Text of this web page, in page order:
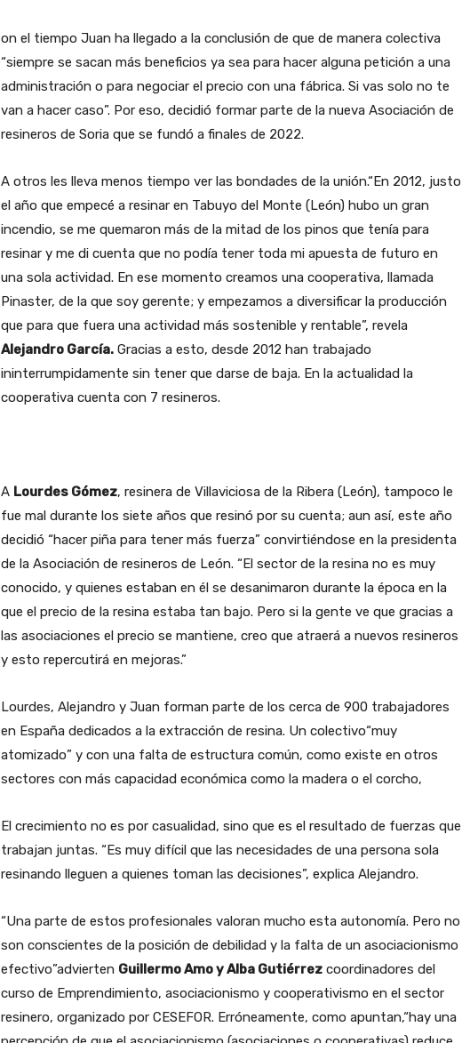
on el tiempo Juan ha llegado a la conclusión de que de manera colectiva
“siempre se sacan más beneficios ya sea para hacer alguna petición a una
administración o para negociar el precio con una fábrica. Si vas solo no te
van a hacer caso”. Por eso, decidió formar parte de la nueva Asociación de
resineros de Soria que se fundó a finales de 2022.
A otros les lleva menos tiempo ver las bondades de la unión.“En 2012, justo
el año que empecé a resinar en Tabuyo del Monte (León) hubo un gran
incendio, se me quemaron más de la mitad de los pinos que tenía para
resinar y me di cuenta que no podía tener toda mi apuesta de futuro en
una sola actividad. En ese momento creamos una cooperativa, llamada
Pinaster, de la que soy gerente; y empezamos a diversificar la producción
que para que fuera una actividad más sostenible y rentable”, revela
Alejandro García.Gracias a esto, desde 2012 han trabajado
ininterrumpidamente sin tener que darse de baja. En la actualidad la
cooperativa cuenta con 7 resineros.
A Lourdes Gómez, resinera de Villaviciosa de la Ribera (León), tampoco le
fue mal durante los siete años que resinó por su cuenta; aun así, este año
decidió “hacer piña para tener más fuerza” convirtiéndose en la presidenta
de la Asociación de resineros de León. “El sector de la resina no es muy
conocido, y quienes estaban en él se desanimaron durante la época en la
que el precio de la resina estaba tan bajo. Pero si la gente ve que gracias a
las asociaciones el precio se mantiene, creo que atraerá a nuevos resineros
y esto repercutirá en mejoras.”
Lourdes, Alejandro y Juan forman parte de los cerca de 900 trabajadores
en España dedicados a la extracción de resina. Un colectivo“muy
atomizado” y con una falta de estructura común, como existe en otros
sectores con más capacidad económica como la madera o el corcho,
El crecimiento no es por casualidad, sino que es el resultado de fuerzas que
trabajan juntas. “Es muy difícil que las necesidades de una persona sola
resinando lleguen a quienes toman las decisiones”, explica Alejandro.
“Una parte de estos profesionales valoran mucho esta autonomía. Pero no
son conscientes de la posición de debilidad y la falta de un asociacionismo
efectivo”advierten Guillermo Amo y Alba Gutiérrezcoordinadores del
curso de Emprendimiento, asociacionismo y cooperativismo en el sector
resinero, organizado por CESEFOR. Erróneamente, como apuntan,“hay una